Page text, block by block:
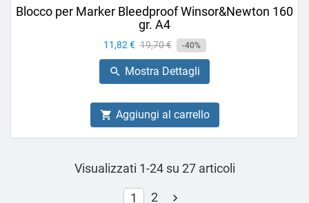
Blocco per Marker Bleedproof Winsor&Newton 160
gr. A4
Prezzo
11,82 € Prezzo
base
19,70 € -40%
 Mostra Dettagli
 Aggiungi al carrello
Visualizzati 1-24 su 27 articoli
1 2 